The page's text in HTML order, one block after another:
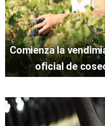
Comienza la
oficial de